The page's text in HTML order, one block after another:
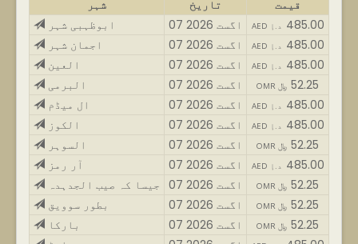
شہر تاریخ
قیمت
ابوظہبی شہر
07 اگست 2026 AED د.إ 485.00
اجمان شہر
07 اگست 2026 AED د.إ 485.00
العین
07 اگست 2026 AED د.إ 485.00
البرمی
07 اگست 2026 OMR ﷼ 52.25
ال میڈم
07 اگست 2026 AED د.إ 485.00
الکوز
07 اگست 2026 AED د.إ 485.00
السوہر
07 اگست 2026 OMR ﷼ 52.25
آر رمز
07 اگست 2026 AED د.إ 485.00
جیسا کہ صیب الجدہدہ
07 اگست 2026 OMR ﷼ 52.25
بطور سوویق
07 اگست 2026 OMR ﷼ 52.25
بارکا
07 اگست 2026 OMR ﷼ 52.25